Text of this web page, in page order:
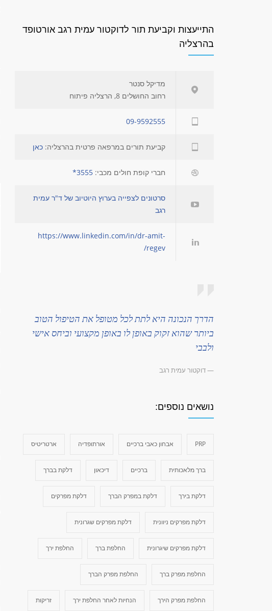
התייעצות וקביעת תור לדוקטור עמית רגב אורטופד
בהרצליה
מדיקל סנטר
רחוב החושלים 8, הרצליה פיתוח
09-9592555
קביעת תורים במרפאה פרטית בהרצליה: כאן
חברי קופת חולים מכבי: 3555*
סרטונים לצפייה בערוץ היוטיוב של ד"ר עמית
רגב
https://www.linkedin.com/in/dr-amit-
regev/
הדרך הנכונה היא לתת לכל מטופל את הטיפול הטוב
ביותר שהוא זקוק באופן לו באופן מקצועי וביחס אישי
ולבבי
— דוקטור עמית רגב
נושאים נוספים:
PRP אבחון כאבי ברכיים אורתופדיה ארטריטיס
ברך מלאכותית ברכיים דיכאון דלקת בברך
דלקת בירך דלקת במפרק הברך דלקת מפרקים
דלקת מפרקים ניוונית דלקת מפרקים שגרונית
דלקת מפרקים שיגרונית החלפת ברך החלפת ירך
החלפת מפרק ברך החלפת מפרק הברך
החלפת מפרק הירך הנחיות לאחר החלפת ירך זריקות